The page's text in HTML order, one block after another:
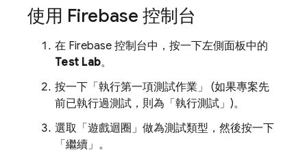
使用 Firebase 控制台
在 Firebase 控制台中，按一下左側面板中的
Test Lab。
按一下「執行第一項測試作業」
(如果專案先
前已執行過測試，則為「執行測試」 )。
選取「遊戲迴圈」 做為測試類型，然後按一下
「繼續」 。